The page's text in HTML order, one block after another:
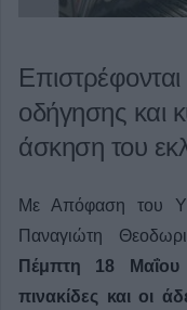
Επιστρέφονται
οδήγησης και
άσκηση του
Με Απόφαση του
Παναγιώτη
Πέμπτη 18 Μαΐου
πινακίδες και οι